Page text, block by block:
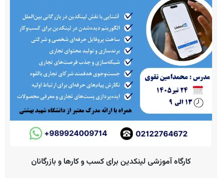
کارگاه آموزشی لینکدین برای کسب و کارها و بازرگانان